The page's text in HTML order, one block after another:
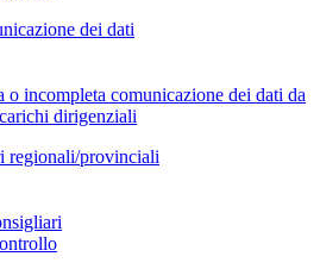
dei dati
o incompleta comunicazione dei dati da
dirigenziali
regionali/provinciali